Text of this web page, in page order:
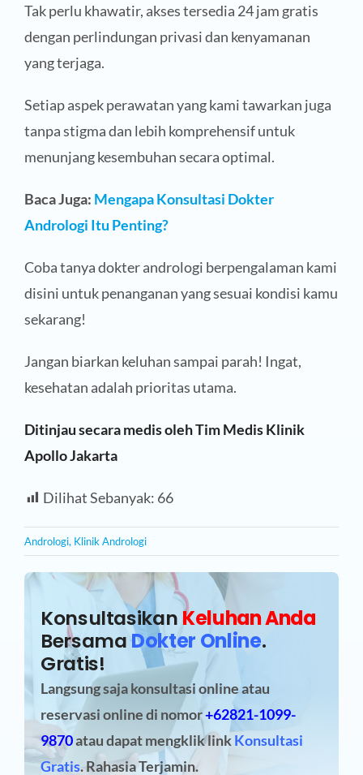
Tak perlu khawatir, akses tersedia 24 jam gratis
dengan perlindungan privasi dan kenyamanan
yang terjaga.
Setiap aspek perawatan yang kami tawarkan juga
tanpa stigma dan lebih komprehensif untuk
menunjang kesembuhan secara optimal.
Baca Juga: Mengapa Konsultasi Dokter
Andrologi Itu Penting?
Coba tanya dokter andrologi berpengalaman kami
disini untuk penanganan yang sesuai kondisi kamu
sekarang!
Jangan biarkan keluhan sampai parah! Ingat,
kesehatan adalah prioritas utama.
Ditinjau secara medis oleh Tim Medis Klinik
Apollo Jakarta
Dilihat Sebanyak: 66
Andrologi, Klinik Andrologi
KonsultasikanKeluhan Anda
BersamaDokter Online.
Gratis!
Langsung saja konsultasi online atau
reservasi onlinedi nomor+62821-1099-
9870atau dapat mengklik linkKonsultasi
Gratis. Rahasia Terjamin.